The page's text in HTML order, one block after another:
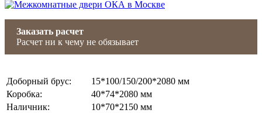
Заказать расчет
Расчет ни к чему не обязывает
Доборный брус:
15*100/150/200*2080 мм
Коробка:
40*74*2080 мм
Наличник:
10*70*2150 мм